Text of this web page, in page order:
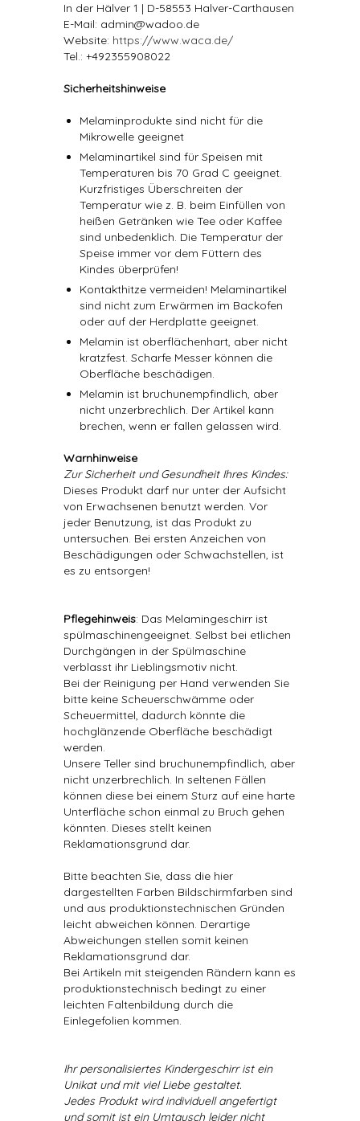
In der Hälver 1 | D-58553 Halver-Carthausen
E-Mail: admin@wadoo.de
Website: https://www.waca.de/
Tel.: +492355908022
Sicherheitshinweise
Melaminprodukte sind nicht für die
Mikrowelle geeignet
Melaminartikel sind für Speisen mit
Temperaturen bis 70 Grad C geeignet.
Kurzfristiges Überschreiten der
Temperatur wie z. B. beim Einfüllen von
heißen Getränken wie Tee oder Kaffee
sind unbedenklich. Die Temperatur der
Speise immer vor dem Füttern des
Kindes überprüfen!
Kontakthitze vermeiden! Melaminartikel
sind nicht zum Erwärmen im Backofen
oder auf der Herdplatte geeignet.
Melamin ist oberflächenhart, aber nicht
kratzfest. Scharfe Messer können die
Oberfläche beschädigen.
Melamin ist bruchunempfindlich, aber
nicht unzerbrechlich. Der Artikel kann
brechen, wenn er fallen gelassen wird.
Warnhinweise
Zur Sicherheit und Gesundheit Ihres Kindes:
Dieses Produkt darf nur unter der Aufsicht
von Erwachsenen benutzt werden. Vor
jeder Benutzung, ist das Produkt zu
untersuchen. Bei ersten Anzeichen von
Beschädigungen oder Schwachstellen, ist
es zu entsorgen!
Pflegehinweis: Das Melamingeschirr ist
spülmaschinengeeignet. Selbst bei etlichen
Durchgängen in der Spülmaschine
verblasst ihr Lieblingsmotiv nicht.
Bei der Reinigung per Hand verwenden Sie
bitte keine Scheuerschwämme oder
Scheuermittel, dadurch könnte die
hochglänzende Oberfläche beschädigt
werden.
Unsere Teller sind bruchunempfindlich, aber
nicht unzerbrechlich. In seltenen Fällen
können diese bei einem Sturz auf eine harte
Unterfläche schon einmal zu Bruch gehen
könnten. Dieses stellt keinen
Reklamationsgrund dar.
Bitte beachten Sie, dass die hier
dargestellten Farben Bildschirmfarben sind
und aus produktionstechnischen Gründen
leicht abweichen können. Derartige
Abweichungen stellen somit keinen
Reklamationsgrund dar.
Bei Artikeln mit steigenden Rändern kann es
produktionstechnisch bedingt zu einer
leichten Faltenbildung durch die
Einlegefolien kommen.
Ihr personalisiertes Kindergeschirr ist ein
Unikat und mit viel Liebe gestaltet.
Jedes Produkt wird individuell angefertigt
und somit ist ein Umtausch leider nicht